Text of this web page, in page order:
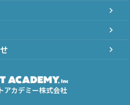
chevron_right
chevron_right
chevron_right
アカデミー株式会社